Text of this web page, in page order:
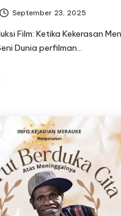
September 23, 2025
Film: Ketika Kekerasan
Dunia perfilman…